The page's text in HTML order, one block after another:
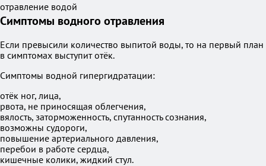
отравление водой
Симптомы водного отравления
Если превысили количество выпитой воды, то на первый план
в симптомах выступит отёк.
Симптомы водной гипергидратации:
отёк ног, лица,
рвота, не приносящая облегчения,
вялость, заторможенность, спутанность сознания,
возможны судороги,
повышение артериального давления,
перебои в работе сердца,
кишечные колики, жидкий стул.